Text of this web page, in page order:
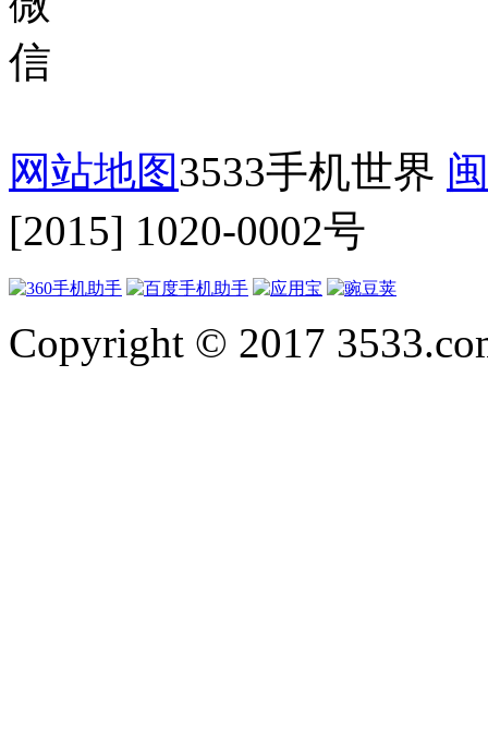
网站地图3533手机世界
[2015] 1020-0002号
Copyright © 2017